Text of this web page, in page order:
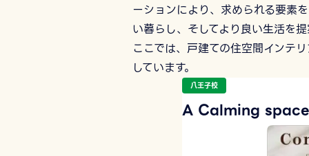
ーションにより、求められる要素
い暮らし、そしてより良い生活を
ここでは、戸建ての住空間インテ
しています。
八王子校
A Calming space